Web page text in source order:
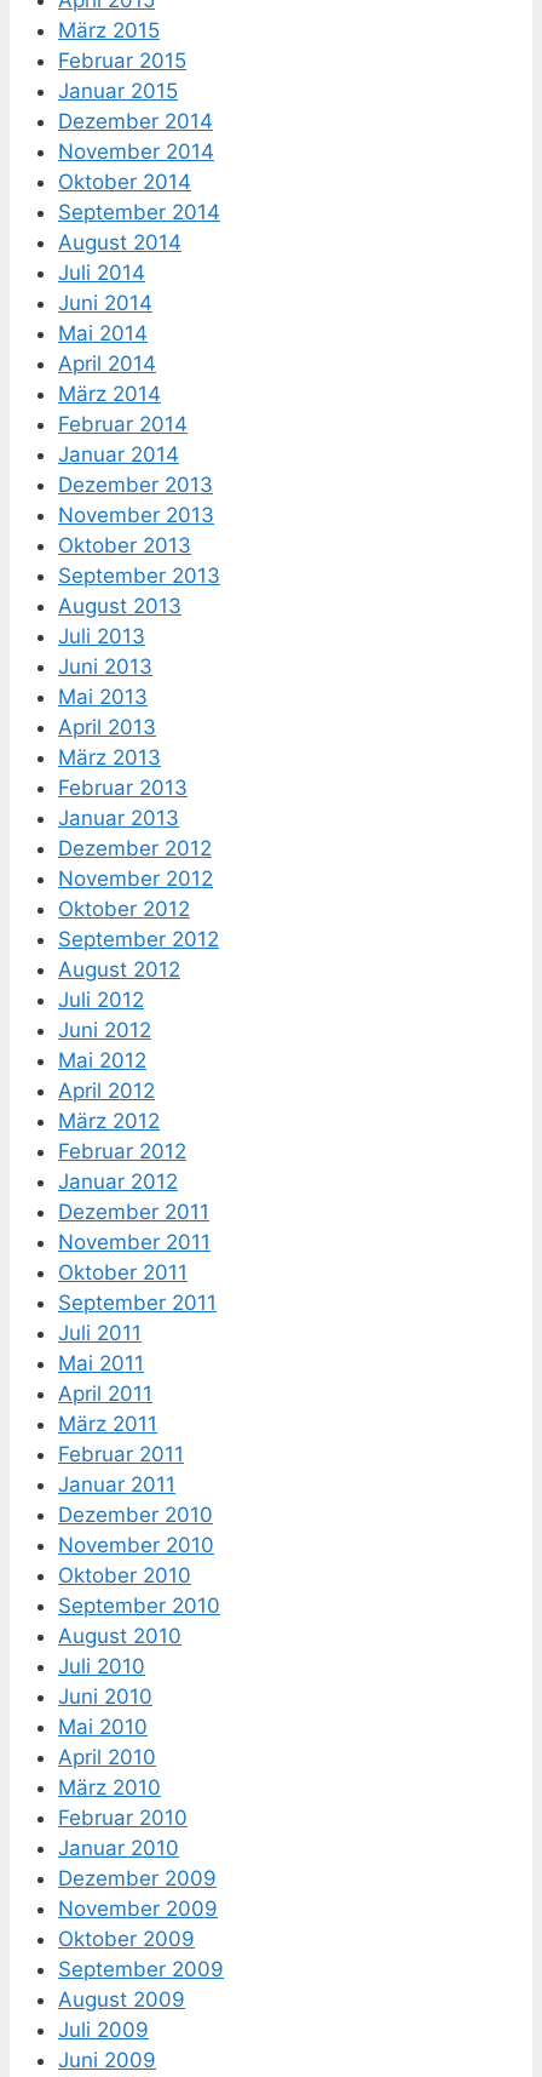
März 2015
Februar 2015
Januar 2015
Dezember 2014
November 2014
Oktober 2014
September 2014
August 2014
Juli 2014
Juni 2014
Mai 2014
April 2014
März 2014
Februar 2014
Januar 2014
Dezember 2013
November 2013
Oktober 2013
September 2013
August 2013
Juli 2013
Juni 2013
Mai 2013
April 2013
März 2013
Februar 2013
Januar 2013
Dezember 2012
November 2012
Oktober 2012
September 2012
August 2012
Juli 2012
Juni 2012
Mai 2012
April 2012
März 2012
Februar 2012
Januar 2012
Dezember 2011
November 2011
Oktober 2011
September 2011
Juli 2011
Mai 2011
April 2011
März 2011
Februar 2011
Januar 2011
Dezember 2010
November 2010
Oktober 2010
September 2010
August 2010
Juli 2010
Juni 2010
Mai 2010
April 2010
März 2010
Februar 2010
Januar 2010
Dezember 2009
November 2009
Oktober 2009
September 2009
August 2009
Juli 2009
Juni 2009